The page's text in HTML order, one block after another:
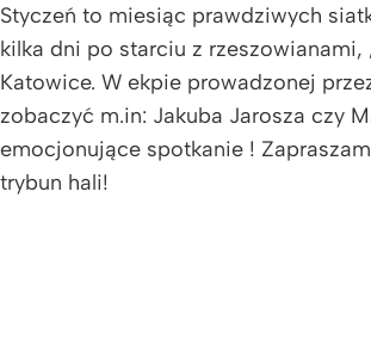
Styczeń to miesiąc prawdziwych
kilka dni po starciu z rzeszowianami,
Katowice. W ekpie prowadzonej
zobaczyć m.in: Jakuba Jarosza czy
emocjonujące spotkanie !
trybun hali!